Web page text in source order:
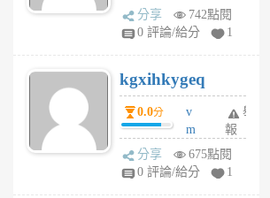
wi
w
6
個
月
前
分享
742點閱
0 評論/給分
1
kgxihkygeq
0.0分
v
m
sg
sr
舉
報
分享
675點閱
0 評論/給分
1